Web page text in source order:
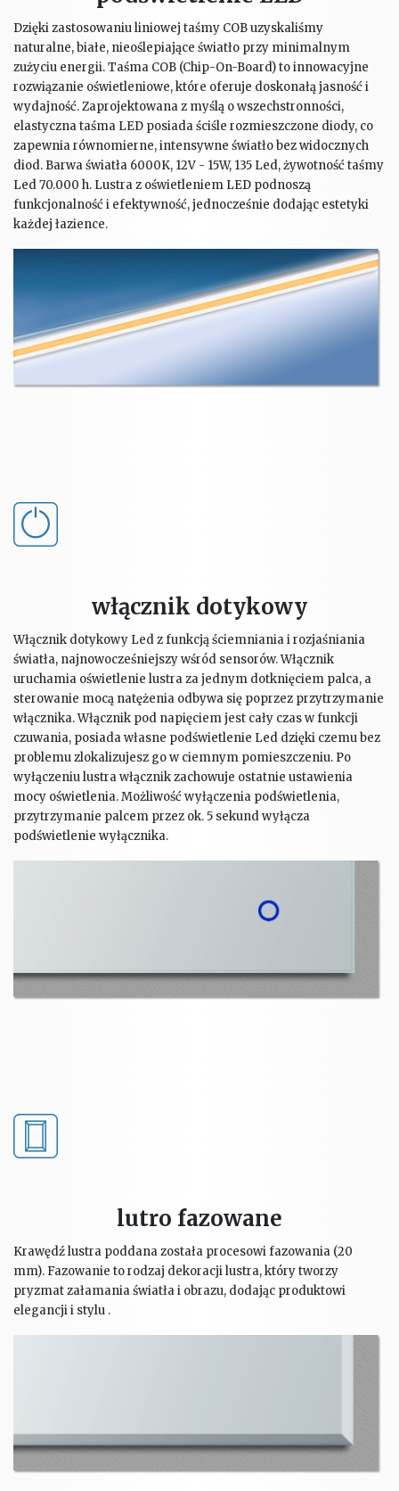
Dzięki zastosowaniu liniowej taśmy COB uzyskaliśmy
naturalne, białe, nieoślepiające światło przy minimalnym
zużyciu energii. Taśma COB (Chip-On-Board) to innowacyjne
rozwiązanie oświetleniowe, które oferuje doskonałą jasność i
wydajność. Zaprojektowana z myślą o wszechstronności,
elastyczna taśma LED posiada ściśle rozmieszczone diody, co
zapewnia równomierne, intensywne światło bez widocznych
diod. Barwa światła 6000K, 12V - 15W, 135 Led, żywotność taśmy
Led 70.000 h. Lustra z oświetleniem LED podnoszą
funkcjonalność i efektywność, jednocześnie dodając estetyki
każdej łazience.
włącznik dotykowy
Włącznik dotykowy Led z funkcją ściemniania i rozjaśniania
światła, najnowocześniejszy wśród sensorów. Włącznik
uruchamia oświetlenie lustra za jednym dotknięciem palca, a
sterowanie mocą natężenia odbywa się poprzez przytrzymanie
włącznika. Włącznik pod napięciem jest cały czas w funkcji
czuwania, posiada własne podświetlenie Led dzięki czemu bez
problemu zlokalizujesz go w ciemnym pomieszczeniu. Po
wyłączeniu lustra włącznik zachowuje ostatnie ustawienia
mocy oświetlenia. Możliwość wyłączenia podświetlenia,
przytrzymanie palcem przez ok. 5 sekund wyłącza
podświetlenie wyłącznika.
lutro fazowane
Krawędź lustra poddana została procesowi fazowania (20
mm). Fazowanie to rodzaj dekoracji lustra, który tworzy
pryzmat załamania światła i obrazu, dodając produktowi
elegancji i stylu .